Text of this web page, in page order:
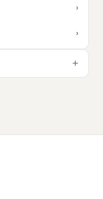
›
›
+